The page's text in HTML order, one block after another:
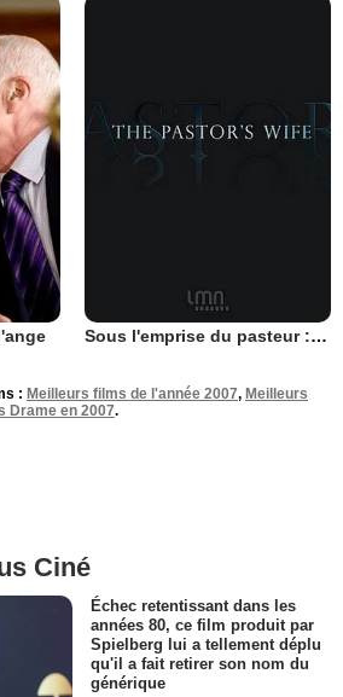
Sous l'emprise du pasteur : l'histoire vraie de Mary Winkler
: Meilleurs films de l'année 2007, Meilleurs
Drame en 2007.
Ciné
Échec retentissant dans les
années 80, ce film produit par
Spielberg lui a tellement déplu
qu'il a fait retirer son nom du
générique